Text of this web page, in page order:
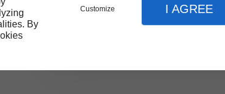
By
Customize I AGREE